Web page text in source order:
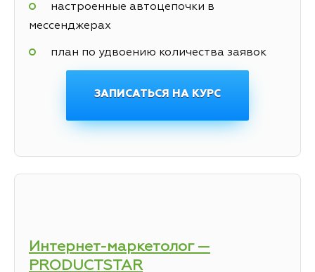
настроенные автоцепочки в
мессенджерах
план по удвоению количества заявок
ЗАПИСАТЬСЯ НА КУРС
Интернет-маркетолог —
PRODUCTSTAR